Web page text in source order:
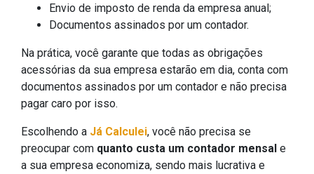
Envio de imposto de renda da empresa anual;
Documentos assinados por um contador.
Na prática, você garante que todas as obrigações
acessórias da sua empresa estarão em dia, conta com
documentos assinados por um contador e não precisa
pagar caro por isso.
Escolhendo a Já Calculei, você não precisa se
preocupar com quanto custa um contador mensal e
a sua empresa economiza, sendo mais lucrativa e